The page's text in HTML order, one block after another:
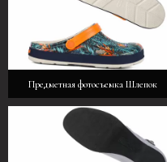
Предметная фотосъемка Шлепок